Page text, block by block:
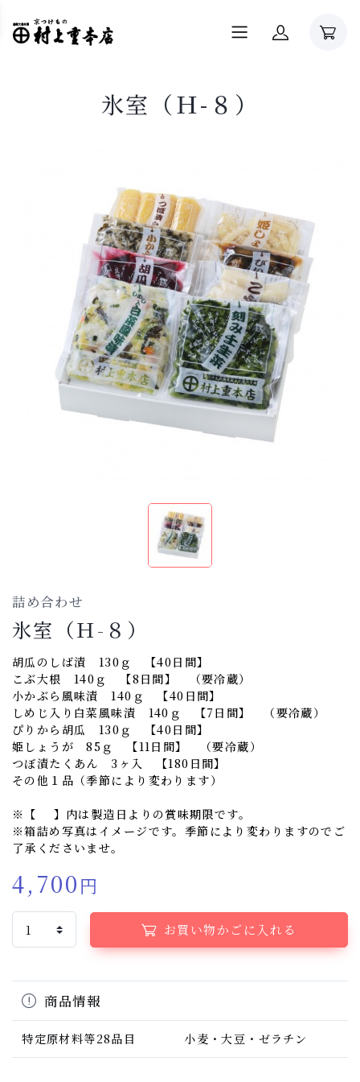
氷室（Ｈ-８）
詰め合わせ
氷室（Ｈ-８）
胡瓜のしば漬 130ｇ 【40日間】
こぶ大根 140ｇ 【8日間】 （要冷蔵）
小かぶら風味漬 140ｇ 【40日間】
しめじ入り白菜風味漬 140ｇ 【7日間】 （要冷蔵）
ぴりから胡瓜 130ｇ 【40日間】
姫しょうが 85ｇ 【11日間】 （要冷蔵）
つぼ漬たくあん 3ヶ入 【180日間】
その他１品（季節により変わります）
※【 】内は製造日よりの賞味期限です。
※箱詰め写真はイメージです。季節により変わりますのでご
了承くださいませ。
4,700円
お買い物かごに入れる
商品情報
特定原材料等28品目 小麦・大豆・ゼラチン